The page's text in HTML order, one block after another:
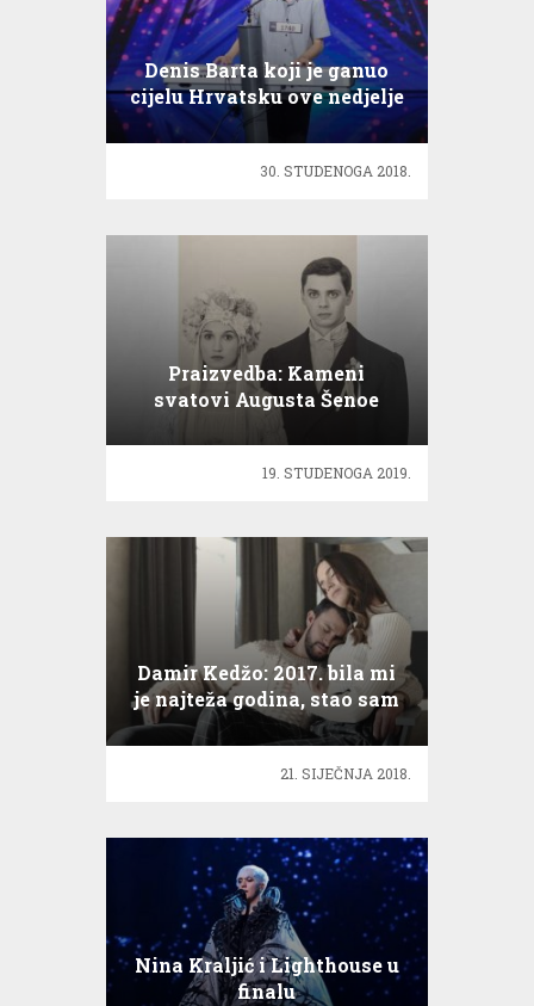
Denis Barta koji je ganuo
cijelu Hrvatsku ove nedjelje
u Supertalentu
30. STUDENOGA 2018.
Praizvedba: Kameni
svatovi Augusta Šenoe
19. STUDENOGA 2019.
Damir Kedžo: 2017. bila mi
je najteža godina, stao sam
pred zid
21. SIJEČNJA 2018.
Nina Kraljić i Lighthouse u
finalu